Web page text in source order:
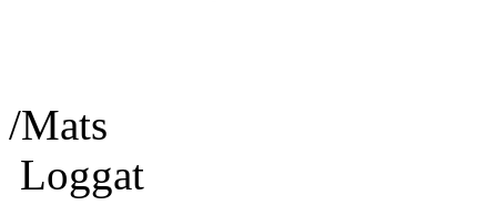
/Mats
Loggat